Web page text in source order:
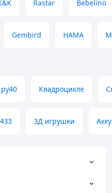
Rastar Bebelino
Gembird HAMA
Квадроцикле
3Д игрушки